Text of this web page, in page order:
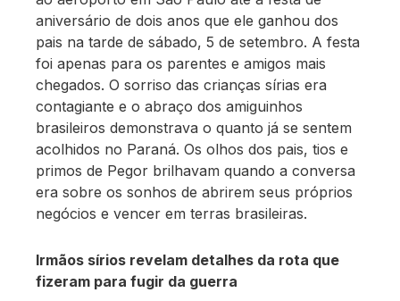
aniversário de dois anos que ele ganhou dos
pais na tarde de sábado, 5 de setembro. A festa
foi apenas para os parentes e amigos mais
chegados. O sorriso das crianças sírias era
contagiante e o abraço dos amiguinhos
brasileiros demonstrava o quanto já se sentem
acolhidos no Paraná. Os olhos dos pais, tios e
primos de Pegor brilhavam quando a conversa
era sobre os sonhos de abrirem seus próprios
negócios e vencer em terras brasileiras.
Irmãos sírios revelam detalhes da rota que
fizeram para fugir da guerra